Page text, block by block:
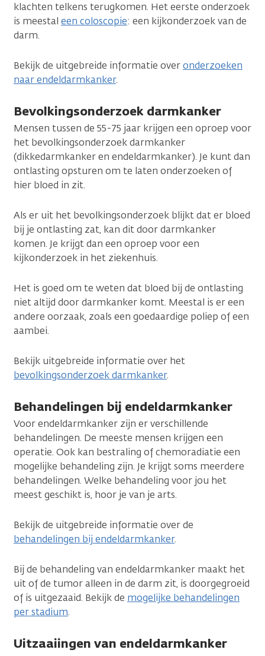
klachten telkens terugkomen. Het eerste onderzoek
is meestal een coloscopie: een kijkonderzoek van de
darm.
Bekijk de uitgebreide informatie overonderzoeken
naar endeldarmkanker.
Bevolkingsonderzoek darmkanker
Mensen tussen de 55-75 jaar krijgen een oproep voor
het bevolkingsonderzoek darmkanker
(dikkedarmkanker en endeldarmkanker). Je kunt dan
ontlasting opsturen om te laten onderzoeken of
hier bloed in zit.
Als er uit het bevolkingsonderzoek blijkt dat er bloed
bij je ontlasting zat, kan dit door darmkanker
komen. Je krijgt dan een oproep voor een
kijkonderzoek in het ziekenhuis.
Het is goed om te weten dat bloed bij de ontlasting
niet altijd door darmkanker komt. Meestal is er een
andere oorzaak, zoals een goedaardige poliep of een
aambei.
Bekijk uitgebreide informatie over het
bevolkingsonderzoek darmkanker.
Behandelingen bij endeldarmkanker
Voor endeldarmkanker zijn er verschillende
behandelingen. De meeste mensen krijgen een
operatie. Ook kan bestraling of chemoradiatie een
mogelijke behandeling zijn. Je krijgt soms meerdere
behandelingen. Welke behandeling voor jou het
meest geschikt is, hoor je van je arts.
Bekijk de uitgebreide informatie over de
behandelingen bij endeldarmkanker.
Bij de behandeling van endeldarmkanker maakt het
uit of de tumor alleen in de darm zit, is doorgegroeid
of is uitgezaaid. Bekijk de mogelijke behandelingen
per stadium.
Uitzaaiingen van endeldarmkanker